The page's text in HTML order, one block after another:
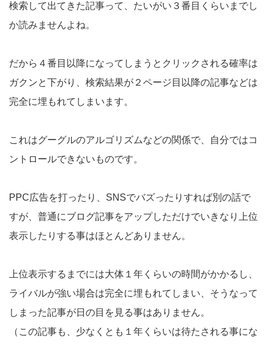
検索して出てきた記事って、たいがい３番目くらいまでし
か読みませんよね。
だから４番目以降になってしまうとクリックされる確率は
ガクンと下がり、検索結果が２ページ目以降の記事などは
完全に埋もれてしまいます。
これはグーグルのアルゴリズムなどの関係で、自分ではコ
ントロールできないものです。
PPC広告を打ったり、SNSでバズったりすれば別の話で
すが、普通にブログ記事をアップしただけでいきなり上位
表示したりする事はほとんどありません。
上位表示するまでには大体１年くらいの時間がかかるし、
ライバルが強い場合は完全に埋もれてしまい、そうなって
しまった記事が日の目を見る事はありません。
（この記事も、少なくとも１年くらいは待たされる事にな